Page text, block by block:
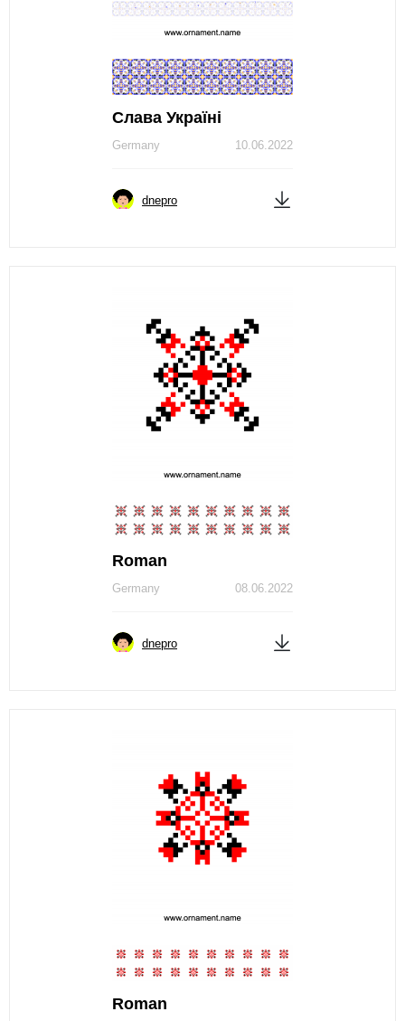
Слава Україні
10.06.2022
Germany
dnepro
Roman
08.06.2022
Germany
dnepro
Roman